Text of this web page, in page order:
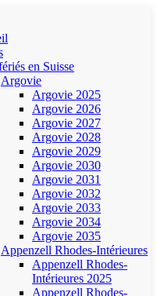
en Suisse
Argovie
Argovie 2025
Argovie 2026
Argovie 2027
Argovie 2028
Argovie 2029
Argovie 2030
Argovie 2031
Argovie 2032
Argovie 2033
Argovie 2034
Argovie 2035
Appenzell Rhodes-Intérieures
Appenzell Rhodes-
Intérieures 2025
Appenzell Rhodes-